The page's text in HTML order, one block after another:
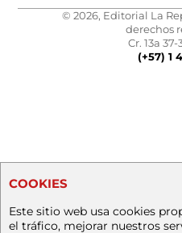
© 2026, Editorial La
derechos
Cr. 13a
(+57) 1
COOKIES
Este sitio web usa cookies
el tráfico, mejorar nuestros